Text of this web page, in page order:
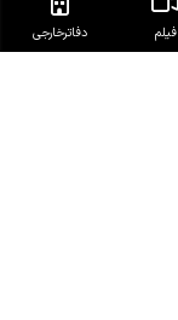
فیلم دفاتر‌خارجی